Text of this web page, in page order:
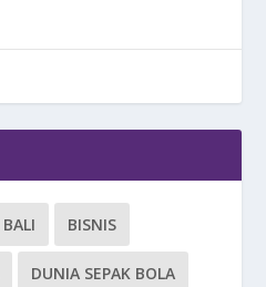
BALI BISNIS
DUNIA SEPAK BOLA